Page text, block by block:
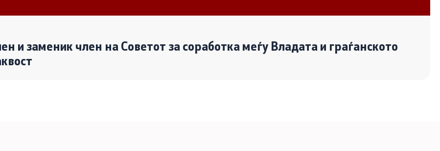
и заменик член на Советот за соработка меѓу Владата и граѓанското